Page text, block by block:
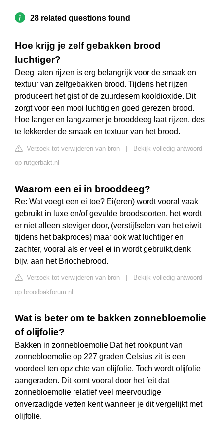
28 related questions found
Hoe krijg je zelf gebakken brood
luchtiger?
Deeg laten rijzen is erg belangrijk voor de smaak en
textuur van zelfgebakken brood. Tijdens het rijzen
produceert het gist of de zuurdesem kooldioxide. Dit
zorgt voor een mooi luchtig en goed gerezen brood.
Hoe langer en langzamer je brooddeeg laat rijzen, des
te lekkerder de smaak en textuur van het brood.
Verzoek tot verwijderen van bron
Bekijk volledig antwoord
op rutgerbakt.nl
Waarom een ei in brooddeeg?
Re: Wat voegt een ei toe? Ei(eren) wordt vooral vaak
gebruikt in luxe en/of gevulde broodsoorten, het wordt
er niet alleen steviger door, (verstijfselen van het eiwit
tijdens het bakproces) maar ook wat luchtiger en
zachter, vooral als er veel ei in wordt gebruikt,denk
bijv. aan het Briochebrood.
Verzoek tot verwijderen van bron
Bekijk volledig antwoord
op broodbakforum.nl
Wat is beter om te bakken zonnebloemolie
of olijfolie?
Bakken in zonnebloemolie Dat het rookpunt van
zonnebloemolie op 227 graden Celsius zit is een
voordeel ten opzichte van olijfolie. Toch wordt olijfolie
aangeraden. Dit komt vooral door het feit dat
zonnebloemolie relatief veel meervoudige
onverzadigde vetten kent wanneer je dit vergelijkt met
olijfolie.